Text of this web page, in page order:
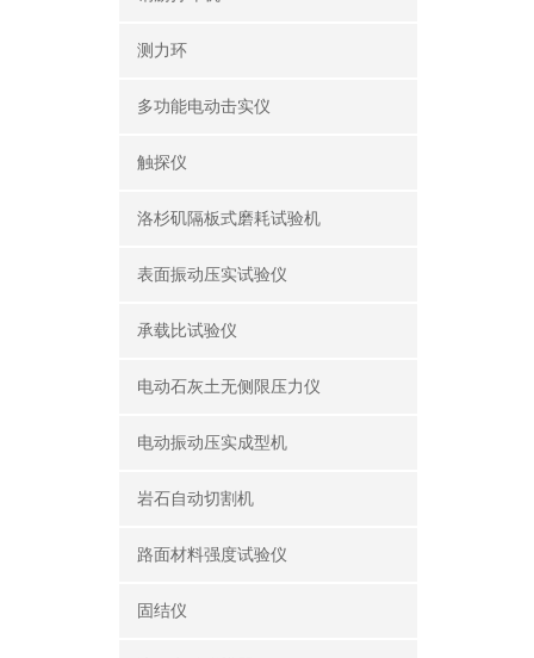
测力环
多功能电动击实仪
触探仪
洛杉矶隔板式磨耗试验机
表面振动压实试验仪
承载比试验仪
电动石灰土无侧限压力仪
电动振动压实成型机
岩石自动切割机
路面材料强度试验仪
固结仪